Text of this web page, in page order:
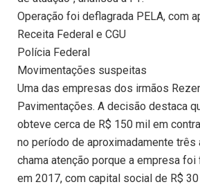
Operação foi deflagrada PELA, com
Receita Federal e CGU
Polícia Federal
Movimentações suspeitas
Uma das empresas dos irmãos
Pavimentações. A decisão destaca
obteve cerca de R$ 150 mil em
no período de aproximadamente três
chama atenção porque a empresa foi
em 2017, com capital social de R$